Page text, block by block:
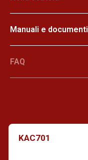
Manuali e documenti
FAQ
KAC701